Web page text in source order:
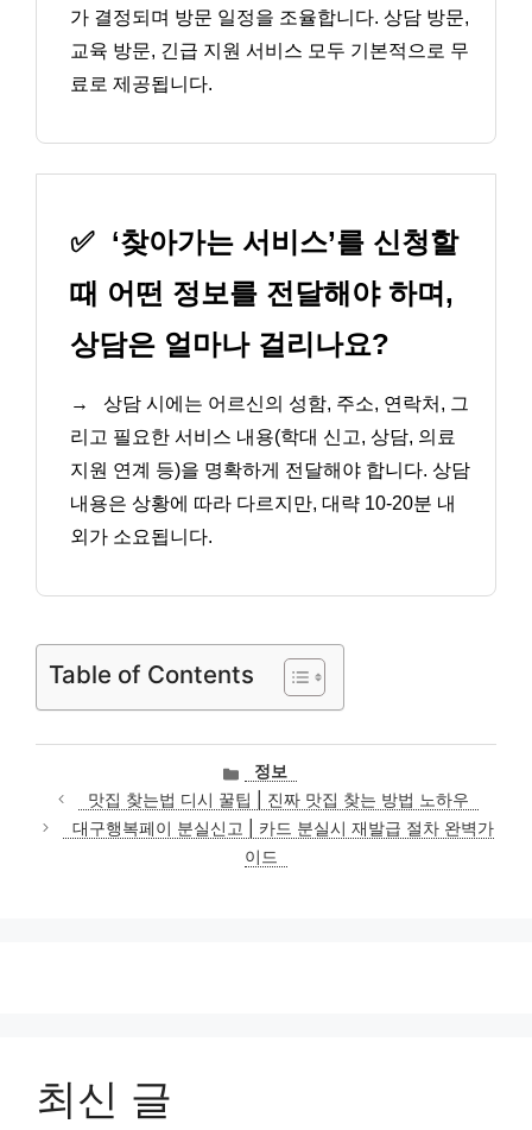
가 결정되며 방문 일정을 조율합니다. 상담 방문,
교육 방문, 긴급 지원 서비스 모두 기본적으로 무
료로 제공됩니다.
✅ ‘찾아가는 서비스’를 신청할
때 어떤 정보를 전달해야 하며,
상담은 얼마나 걸리나요?
→
상담 시에는 어르신의 성함, 주소, 연락처, 그
리고 필요한 서비스 내용(학대 신고, 상담, 의료
지원 연계 등)을 명확하게 전달해야 합니다. 상담
내용은 상황에 따라 다르지만, 대략 10-20분 내
외가 소요됩니다.
Table of Contents
카
테
고
리
정보
맛집 찾는법 디시 꿀팁 | 진짜 맛집 찾는 방법 노하우
대구행복페이 분실신고 | 카드 분실시 재발급 절차 완벽가
이드
최신 글